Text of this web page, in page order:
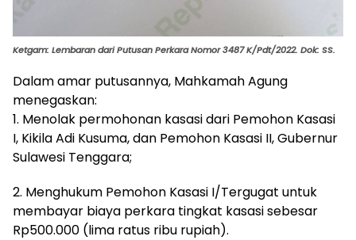
Ketgam: Lembaran dari Putusan Perkara Nomor 3487 K/Pdt/2022. Dok: SS.
Dalam amar putusannya, Mahkamah Agung
menegaskan:
1. Menolak permohonan kasasi dari Pemohon Kasasi
I, Kikila Adi Kusuma, dan Pemohon Kasasi II, Gubernur
Sulawesi Tenggara;
2. Menghukum Pemohon Kasasi I/Tergugat untuk
membayar biaya perkara tingkat kasasi sebesar
Rp500.000 (lima ratus ribu rupiah).